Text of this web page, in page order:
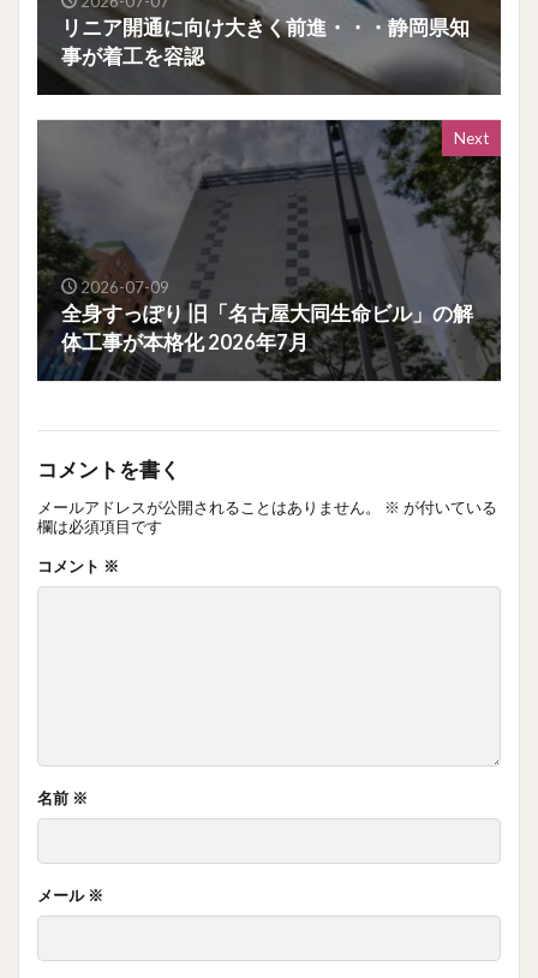
リニア開通に向け大きく前進・・・静岡県知
事が着工を容認
Next
2026-07-09
全身すっぽり 旧「名古屋大同生命ビル」の解
体工事が本格化 2026年7月
コメントを書く
メールアドレスが公開されることはありません。 ※ が付いている
欄は必須項目です
コメント ※
名前 ※
メール ※